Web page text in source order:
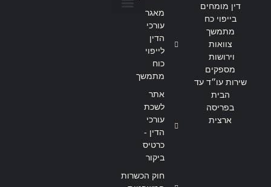
דין מומחים
בייפוי כח
מתמשך
צוואות
וירושות
מספקים
שירות עו״ד עד
הבית
בפריסה
ארצית
מאגר
עורכי
הדין
לייפוי
כוח
מתמשך
אתר
לשכת
עורכי
הדין -
כרטיס
ביקור
חוק הכשרות